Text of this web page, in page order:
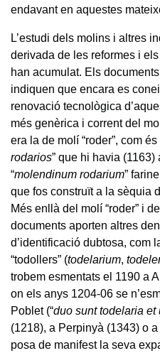
endavant en aquestes
L’estudi dels molins i altres
derivada de les reformes i
han acumulat. Els
indiquen que encara es
renovació tecnològica
més genèrica i corrent del
era la de molí “roder”, com
rodarios” que hi havia (1163)
“molendinum rodarium”
que fos construït a la sèquia
Més enllà del molí “roder” i
documents aporten altres
d’identificació dubtosa, com
“todollers” (todelarium,
trobem esmentats el 1190 a
on els anys 1204-06 se
Poblet (“duo sunt todelaria et
(1218), a Perpinyà (1343) o
posa de manifest la seva